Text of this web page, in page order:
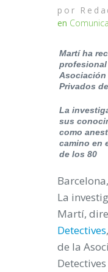
por
en
Martí ha
profesional
Asociación
Privados
La
sus
como
camino en
de los 80
La
Martí,
Detectives
de la